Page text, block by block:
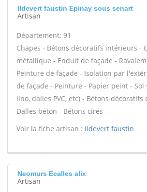
Ildevert faustin Epinay sous senart
Artisan
Département: 91
Chapes - Bétons décoratifs intérieurs -
métallique - Enduit de façade -
Peinture de façade - Isolation par
de façade - Peinture - Papier peint - Sol
lino, dalles PVC, etc) - Bétons décoratifs
Dalles béton - Bétons cirés -
Voir la fiche artisan : Ildevert faustin
Neomurs Ecalles alix
Artisan